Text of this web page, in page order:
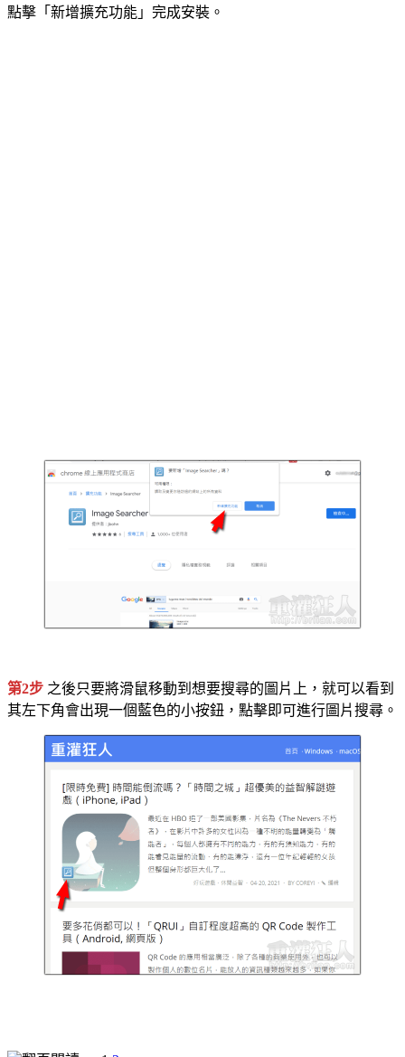
點擊「新增擴充功能」完成安裝。
第2步 之後只要將滑鼠移動到想要搜尋的圖片上，就可以看到
其左下角會出現一個藍色的小按鈕，點擊即可進行圖片搜尋。